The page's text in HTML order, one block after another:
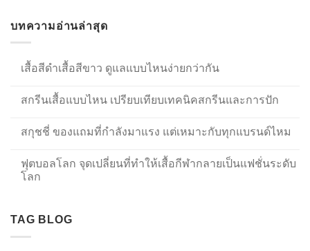
บทความอ่านล่าสุด
เสื้อสีดำเสื้อสีขาว ดูแลแบบไหนง่ายกว่ากัน
สกรีนเสื้อแบบไหน เปรียบเทียบเทคนิคสกรีนและการปัก
สกุชชี่ ของแถมที่กำลังมาแรง แต่เหมาะกับทุกแบรนด์ไหม
ฟุตบอลโลก จุดเปลี่ยนที่ทำให้เสื้อกีฬากลายเป็นแฟชั่นระดับ
โลก
TAG BLOG